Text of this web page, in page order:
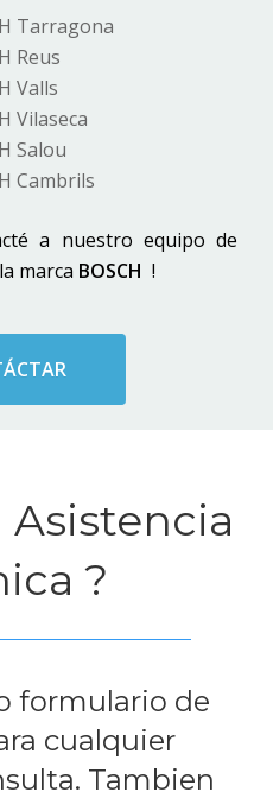
Tarragona
Reus
Valls
Vilaseca
Salou
Cambrils
a nuestro equipo de
marca BOSCH !
Asistencia
?
formulario de
cualquier
Tambien